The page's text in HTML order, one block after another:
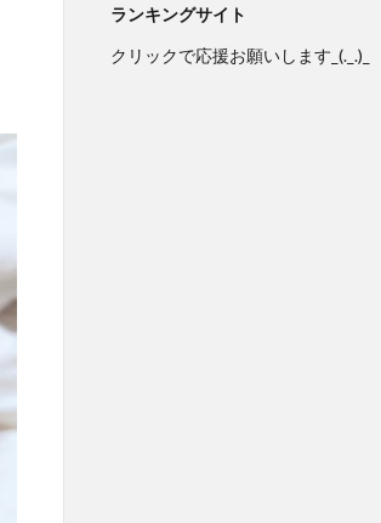
ランキングサイト
クリックで応援お願いします_(._.)_